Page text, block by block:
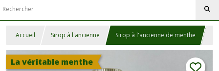
Accueil Sirop à l'ancienne Sirop à l'ancienne de menthe
La véritable menthe